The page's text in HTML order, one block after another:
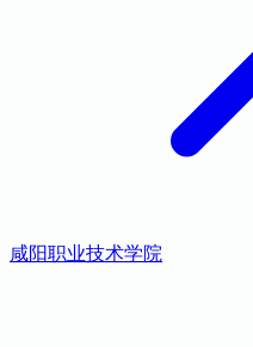
咸阳职业技术学院